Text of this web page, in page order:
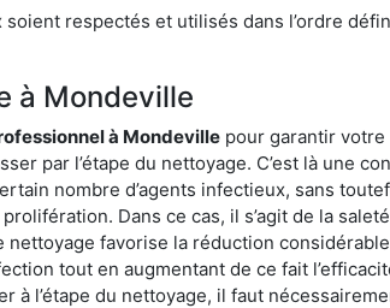
respectés et utilisés dans l’ordre
à Mondeville
à Mondeville pour garantir votre
par l’étape du nettoyage. C’est là une
nombre d’agents infectieux, sans
Dans ce cas, il s’agit de la
nettoyage favorise la réduction
tout en augmentant de ce fait
l’étape du nettoyage, il faut